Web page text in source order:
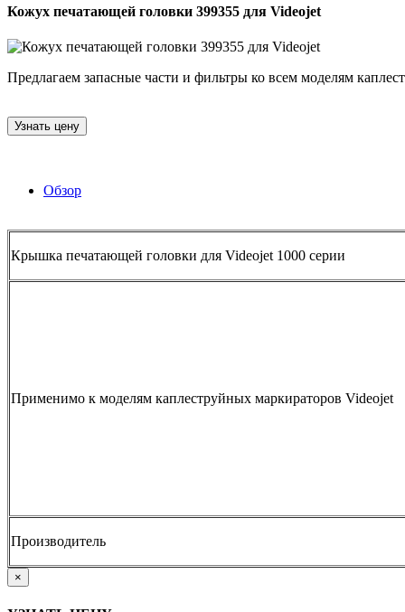
Кожух печатающей головки 399355 для Videojet
Предлагаем запасные части и фильтры ко всем моделям
Узнать цену
Обзор
Крышка печатающей головки для Videojet 1000 серии
Применимо к моделям каплеструйных маркираторов Videojet
Производитель
×